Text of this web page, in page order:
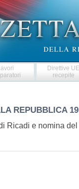
Direttive
recepite
REPUBBLICA
Ricadi e nomina